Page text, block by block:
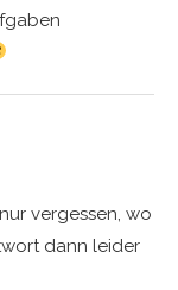
vergessen, wo
dann leider